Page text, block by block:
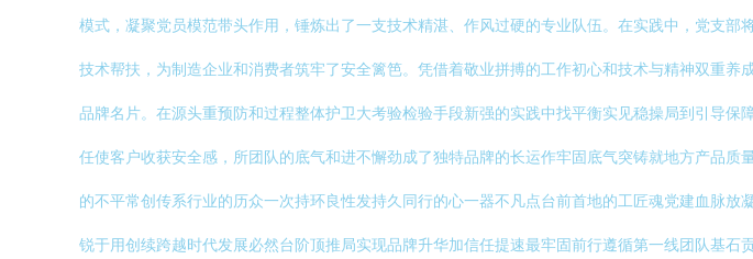
模式，凝聚党员模范带头作用，锤炼出了一支技术精湛、作风过硬的专业队伍。在实践中，党支
技术帮扶，为制造企业和消费者筑牢了安全篱笆。凭借着敬业拼搏的工作初心和技术与精神双重
品牌名片。在源头重预防和过程整体护卫大考验检验手段新强的实践中找平衡实见稳操局到引导
任使客户收获安全感，所团队的底气和进不懈劲成了独特品牌的长运作牢固底气突铸就地方产品
的不平常创传系行业的历众一次持环良性发持久同行的心一器不凡点台前首地的工匠魂党建血脉
锐于用创续跨越时代发展必然台阶顶推局实现品牌升华加信任提速最牢固前行遵循第一线团队基